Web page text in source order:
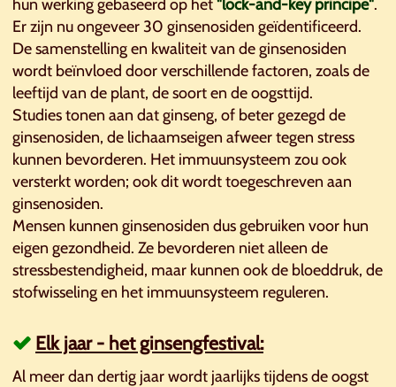
hun werking gebaseerd op het"lock-and-key principe".
Er zijn nu ongeveer 30 ginsenosiden geïdentificeerd.
De samenstelling en kwaliteit van de ginsenosiden
wordt beïnvloed door verschillende factoren, zoals de
leeftijd van de plant, de soort en de oogsttijd.
Studies tonen aan dat ginseng, of beter gezegd de
ginsenosiden, de lichaamseigen afweer tegen stress
kunnen bevorderen. Het immuunsysteem zou ook
versterkt worden; ook dit wordt toegeschreven aan
ginsenosiden.
Mensen kunnen ginsenosiden dus gebruiken voor hun
eigen gezondheid. Ze bevorderen niet alleen de
stressbestendigheid, maar kunnen ook de bloeddruk, de
stofwisseling en het immuunsysteem reguleren.
Elk jaar - het ginsengfestival:
Al meer dan dertig jaar wordt jaarlijks tijdens de oogst